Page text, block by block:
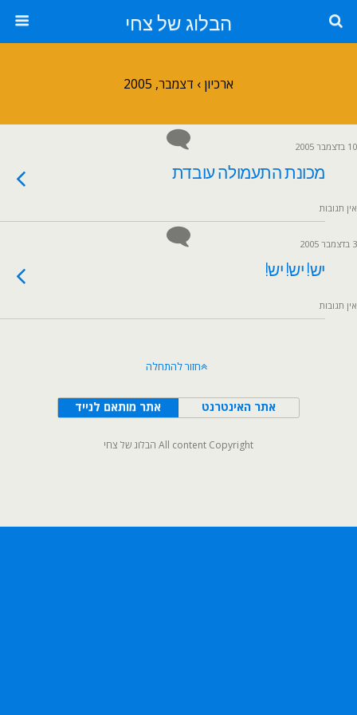
הבלוג של צחי
ארכיון › דצמבר, 2005
10 בדצמבר 2005
מכונת התעמולה עובדת
אין תגובות
3 בדצמבר 2005
יש! יש! יש!
אין תגובות
חזור להתחלה
אתר מותאם לנייד אתר האינטרנט
All content Copyright הבלוג של צחי